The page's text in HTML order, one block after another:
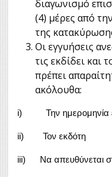
διαγωνισμό
(4) μέρες από
της
Οι εγγυήσεις
τις εκδίδει και
πρέπει
ακόλουθα:
i) Την ημερομηνία
ii) Τον εκδότη
iii) Να απευθύνεται